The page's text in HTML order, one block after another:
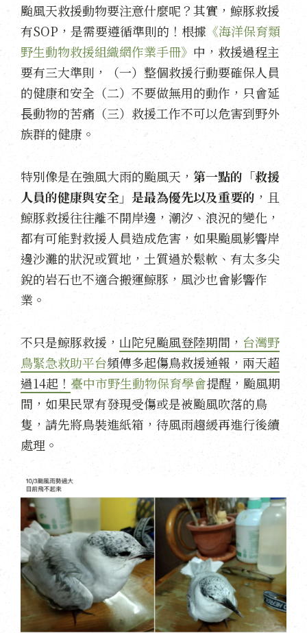
颱風天救援動物要注意什麼呢？其實，鯨豚救援
有SOP，是需要遵循準則的！根據 《海洋保育類
野生動物救援組織網作業手冊》 中，救援過程主
要有三大準則，（一）整個救援行動要確保人員
的健康和安全（二）不要做無用的動作，只會延
⻑動物的苦痛（三）救援工作不可以危害到野外
族群的健康。
特別像是在強風大雨的颱風天， 第一點的「救援
人員的健康與安全」是最為優先以及重要的 ，且
鯨豚救援往往離不開岸邊，潮汐、浪況的變化，
都有可能對救援人員造成危害，如果颱風影響岸
邊沙灘的狀況或質地，土質過於鬆軟、有太多尖
銳的岩石也不適合搬運鯨豚，風沙也會影響作
業。
不只是鯨豚救援， 山陀兒颱風登陸期間， 台灣野
鳥緊急救助平台頻傳多起傷鳥救援通報，兩天超
過14起！ 臺中市野生動物保育學會提醒，颱風期
間，如果民眾有發現受傷或是被颱風吹落的鳥
隻，請先將鳥裝進紙箱，待風雨趨緩再進行後續
處理。